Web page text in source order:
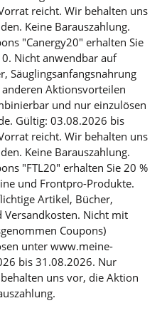
reicht. Wir behalten uns
Keine Barauszahlung.
"Canergy20" erhalten Sie
Nicht anwendbar auf
Säuglingsanfangsnahrung
Aktionsvorteilen
und nur einzulösen
Gültig: 03.08.2026 bis
reicht. Wir behalten uns
Keine Barauszahlung.
"FTL20" erhalten Sie 20 %
und Frontpro-Produkte.
Artikel, Bücher,
Versandkosten. Nicht mit
Coupons)
unter www.meine-
bis 31.08.2026. Nur
uns vor, die Aktion